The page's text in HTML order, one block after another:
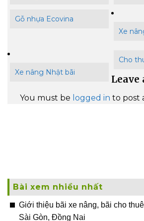
Gỗ nhựa Ecovina
Xe
Xe nâng Nhật bãi
Cho
Leave
You must be logged in to post
Bài xem nhiều nhất
Giới thiệu bãi xe nâng, bãi cho
Sài Gòn, Đồng Nai